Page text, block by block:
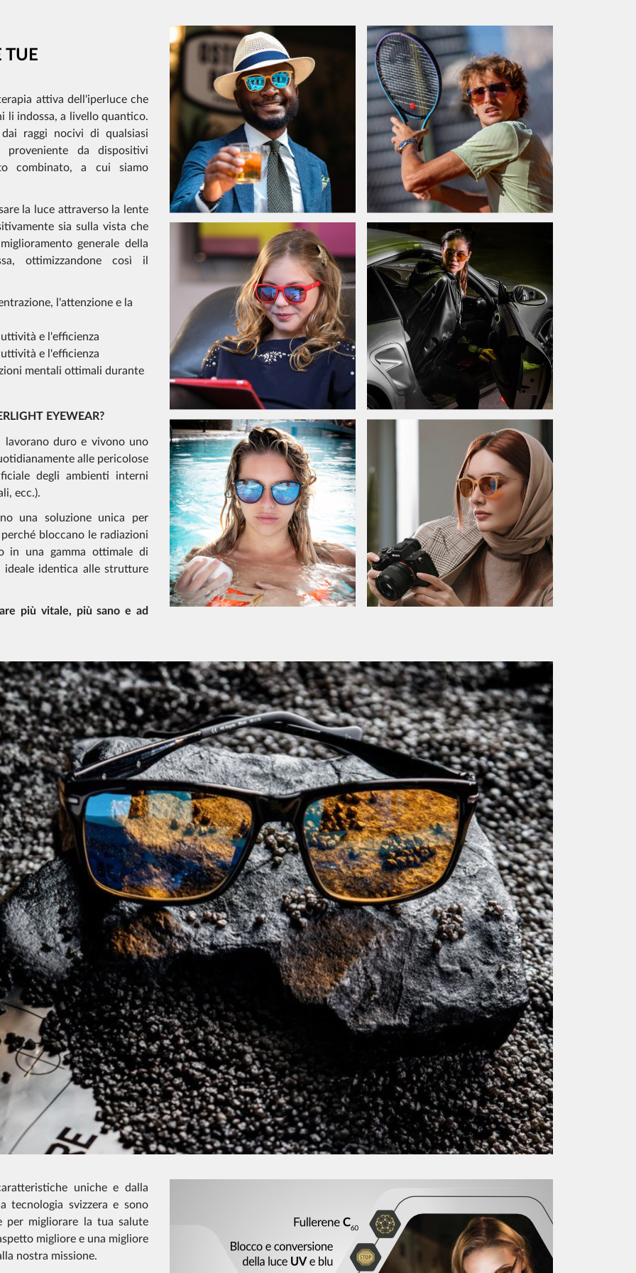
TUE
attiva dell'iperluce che
li indossa, a livello quantico.
raggi nocivi di qualsiasi
da dispositivi
combinato, a cui siamo
la luce attraverso la lente
sia sulla vista che
generale della
ottimizzandone così il
l'attenzione e la
e l'efficienza
e l'efficienza
mentali ottimali durante
EYEWEAR?
lavorano duro e vivono uno
alle pericolose
degli ambienti interni
ecc.).
una soluzione unica per
bloccano le radiazioni
in una gamma ottimale di
identica alle strutture
più vitale, più sano e ad
uniche e dalla
tecnologia svizzera e sono
per migliorare la tua salute
migliore e una migliore
nostra missione.